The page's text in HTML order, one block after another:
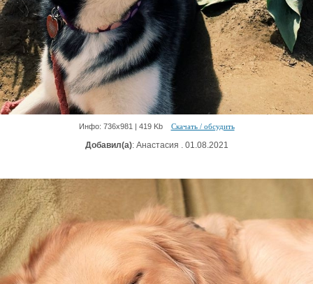
Инфо: 736х981 | 419 Kb Скачать / обсудить
Добавил(а): Анастасия . 01.08.2021